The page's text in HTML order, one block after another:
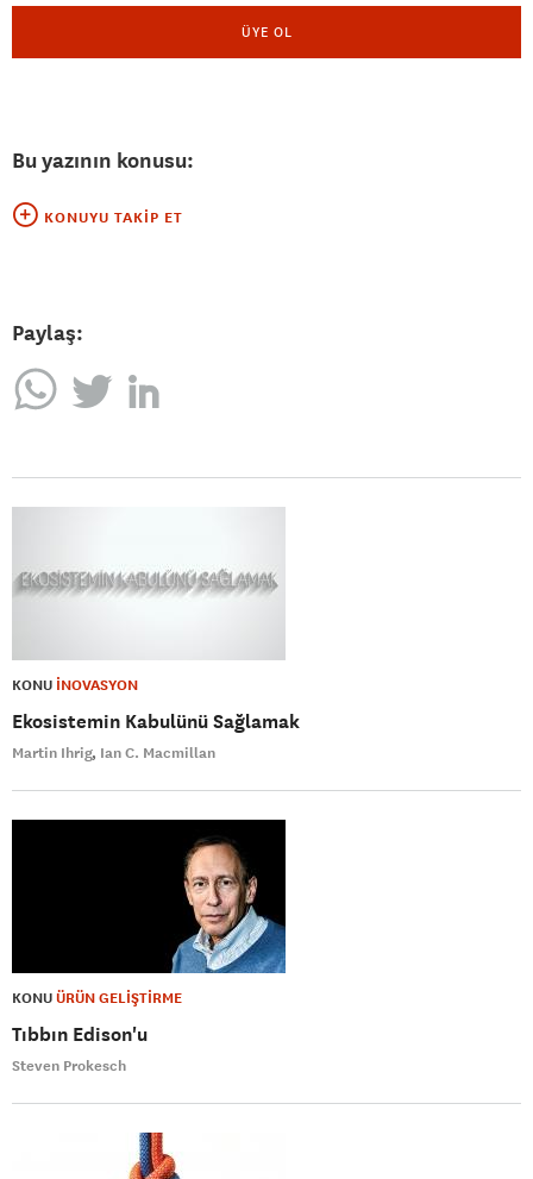
ÜYE OL
Bu yazının konusu:
KONUYU TAKIP ET
Paylaş:
KONU İNOVASYON
Ekosistemin Kabulünü Sağlamak
Martin Ihrig Ian C. Macmillan
KONUÜRÜN GELİŞTİRME
Tıbbın Edison'u
Steven Prokesch